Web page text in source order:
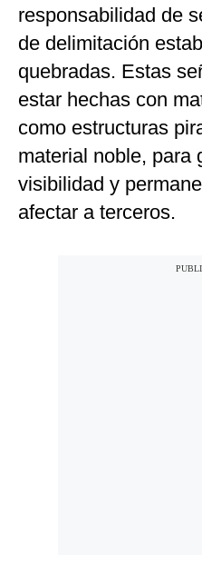
responsabilidad de
de delimitación
quebradas. Estas
estar hechas con
como estructuras
material noble, para
visibilidad y
afectar a terceros.